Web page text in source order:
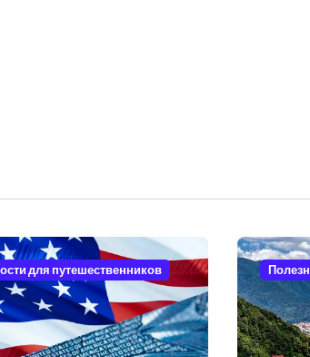
для путешественников